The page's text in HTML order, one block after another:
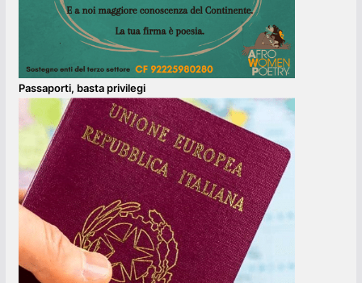
Passaporti, basta privilegi